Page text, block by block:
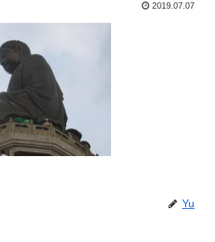
2019.07.07
Yu